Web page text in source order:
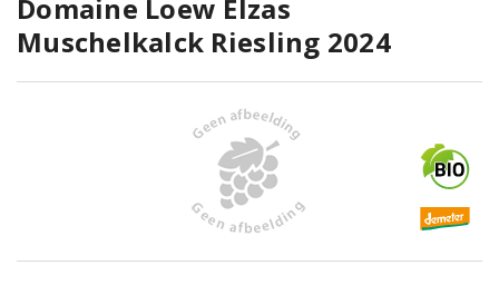
Domaine Loew Elzas
Muschelkalck Riesling 2024